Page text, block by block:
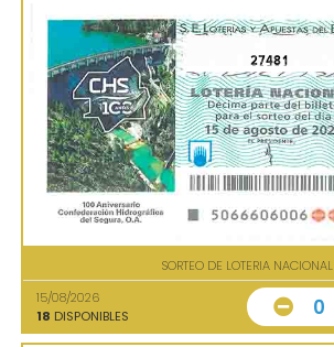
27481
SORTEO DE LOTERIA NACIONAL
15/08/2026
18 DISPONIBLES 0